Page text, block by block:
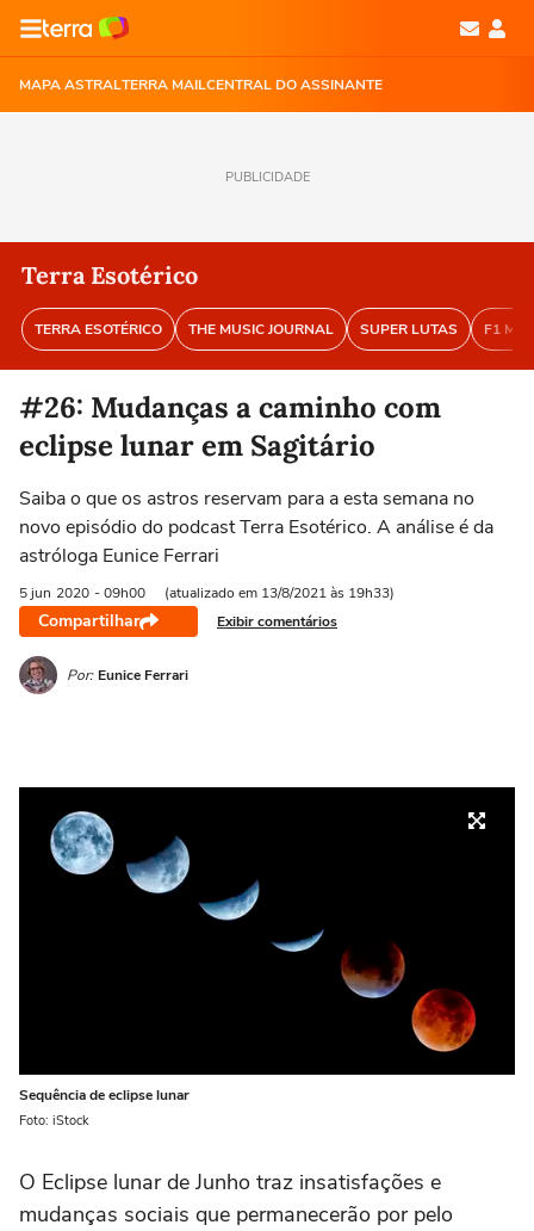
MAPA ASTRALTERRA MAILCENTRAL DO ASSINANTE
PUBLICIDADE
Terra Esotérico
TERRA ESOTÉRICO THE MUSIC JOURNAL SUPER LUTAS F1
#26: Mudanças a caminho com
eclipse lunar em Sagitário
Saiba o que os astros reservam para a esta semana no
novo episódio do podcast Terra Esotérico. A análise é da
astróloga Eunice Ferrari
5 jun 2020 - 09h00 (atualizado em 13/8/2021 às 19h33)
Compartilhar Exibir comentários
Por: Eunice Ferrari
Sequência de eclipse lunar
Foto: iStock
O Eclipse lunar de Junho traz insatisfações e
mudanças sociais que permanecerão por pelo